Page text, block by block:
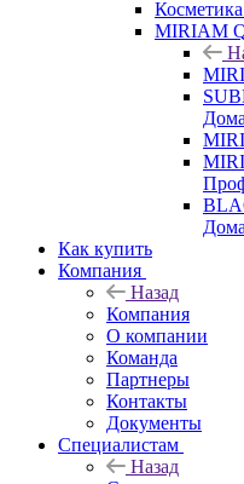
MIRIAM
Как купить
Компания
Назад
Компания
О компании
Команда
Партнеры
Контакты
Документы
Специалистам
Назад